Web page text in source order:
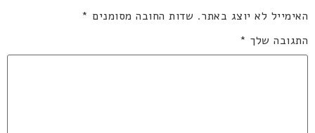
האימייל לא יוצג באתר. שדות החובה מסומנים *
התגובה שלך *